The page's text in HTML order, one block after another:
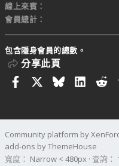
線上來賓
會員總計
包含隱身會員的總數。
分享此頁
FacebookBluesky
Community platform by
add-ons by ThemeHouse
寬度
查詢